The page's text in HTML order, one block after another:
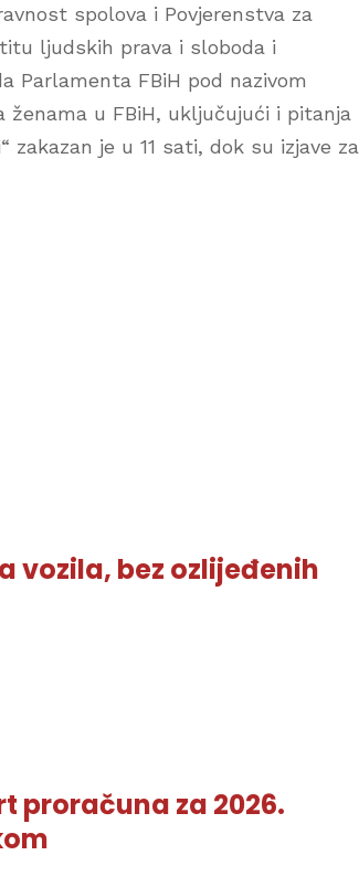
spolova i Povjerenstva za
ljudskih prava i sloboda i
Parlamenta FBiH pod nazivom
u FBiH, uključujući i pitanja
je u 11 sati, dok su izjave za
vozila, bez ozlijeđenih
proračuna za 2026.